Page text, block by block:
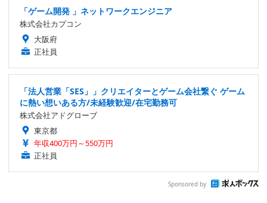
「ゲーム開発 」ネットワークエンジニア
株式会社カプコン
大阪府
正社員
「法人営業「SES」」クリエイターとゲーム会社繋ぐ ゲーム
に熱い想いある方/未経験歓迎/在宅勤務可
株式会社アドグローブ
東京都
年収400万円～550万円
正社員
Sponsored by